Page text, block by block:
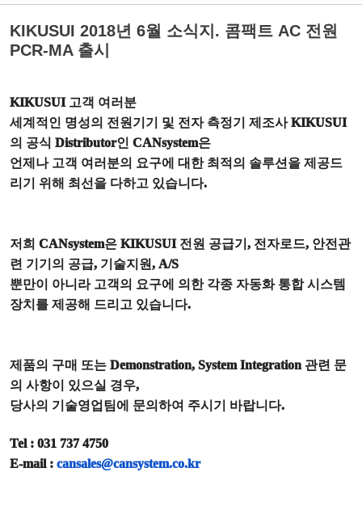
KIKUSUI 2018년 6월 소식지. 콤팩트 AC 전원
PCR-MA 출시
KIKUSUI 고객 여러분
세계적인 명성의 전원기기 및 전자 측정기 제조사KIKUSUI
의 공식 Distributor인 CANsystem은
언제나 고객 여러분의 요구에 대한 최적의 솔루션을 제공드
리기 위해 최선을 다하고 있습니다.
저희 CANsystem은 KIKUSUI 전원 공급기 , 전자로드, 안전관
련 기기의 공급, 기술지원, A/S
뿐만이 아니라 고객의 요구에 의한 각종 자동화 통합 시스템
장치를 제공해 드리고 있습니다.
제품의 구매 또는 Demonstration, System Integration 관련 문
의 사항이 있으실 경우,
당사의 기술영업팀에 문의하여 주시기 바랍니다.
Tel : 031 737 4750
E-mail : cansales@cansystem.co.kr